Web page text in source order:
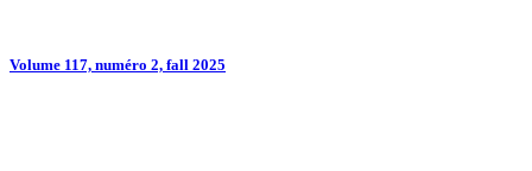
Volume 117, numéro 2, fall 2025